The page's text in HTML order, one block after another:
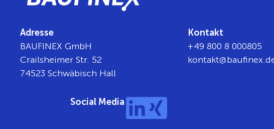
Adresse
BAUFINEX GmbH
Crailsheimer Str. 52
74523 Schwäbisch Hall
Kontakt
+49 800 8 000805
nifua
b@tka
tnok
Social Media